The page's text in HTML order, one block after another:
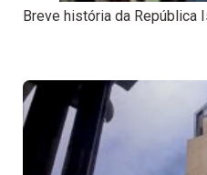
Breve história da República